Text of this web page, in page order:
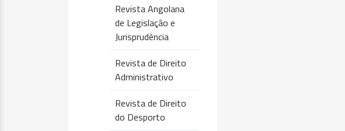
Revista Angolana
de Legislação e
Jurisprudência
Revista de Direito
Administrativo
Revista de Direito
do Desporto